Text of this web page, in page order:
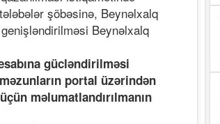
şöbəsinə, Beynəlxalq
Beynəlxalq
gücləndirilməsi
portal üzərindən
məlumatlandırılmanın